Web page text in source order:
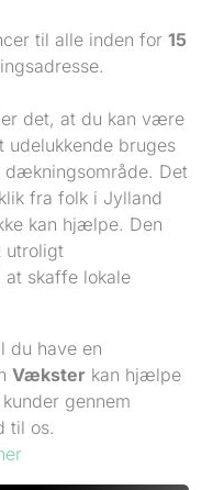
til alle inden for15
det, at du kan være
udelukkende bruges
dækningsområde. Det
fra folk i Jylland
kan hjælpe. Den
utroligt
skaffe lokale
du have en
Vækster kan hjælpe
gennem
til os.